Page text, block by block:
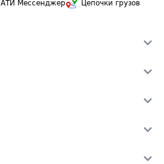
АТИ Мессенджер
Цепочки грузов